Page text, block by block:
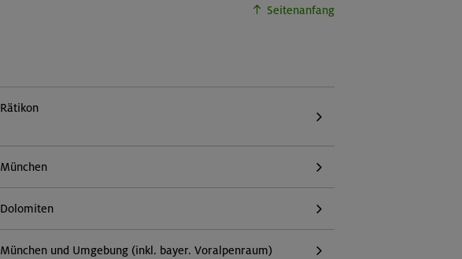
Seitenanfang
Rätikon
München
Dolomiten
München und Umgebung (inkl. bayer. Voralpenraum)